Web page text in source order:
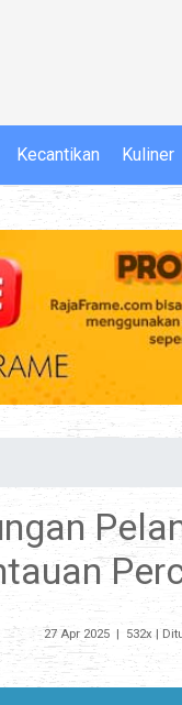
Kecantikan Kuliner
27 Apr 2025 532x |